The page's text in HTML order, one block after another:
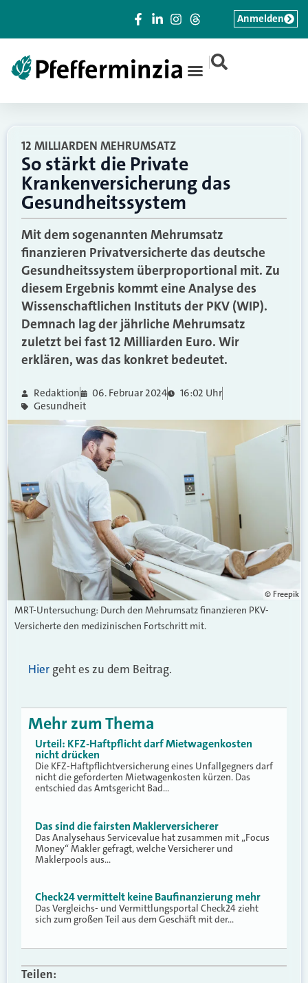
|
Anmelden
12 MILLIARDEN MEHRUMSATZ
So stärkt die Private
Krankenversicherung das
Gesundheitssystem
Mit dem sogenannten Mehrumsatz
finanzieren Privatversicherte das deutsche
Gesundheitssystem überproportional mit. Zu
diesem Ergebnis kommt eine Analyse des
Wissenschaftlichen Instituts der PKV (WIP).
Demnach lag der jährliche Mehrumsatz
zuletzt bei fast 12 Milliarden Euro. Wir
erklären, was das konkret bedeutet.
Redaktion 06. Februar 2024
16:02 Uhr
Gesundheit
© Freepik
MRT-Untersuchung: Durch den Mehrumsatz finanzieren PKV-
Versicherte den medizinischen Fortschritt mit.
Hier geht es zu dem Beitrag.
Mehr zum Thema
Urteil: KFZ-Haftpflicht darf Mietwagenkosten
nicht drücken
Die KFZ-Haftpflichtversicherung eines Unfallgegners darf
nicht die geforderten Mietwagenkosten kürzen. Das
entschied das Amtsgericht Bad…
Das sind die fairsten Maklerversicherer
Das Analysehaus Servicevalue hat zusammen mit „Focus
Money“ Makler gefragt, welche Versicherer und
Maklerpools aus…
Check24 vermittelt keine Baufinanzierung mehr
Das Vergleichs- und Vermittlungsportal Check24 zieht
sich zum großen Teil aus dem Geschäft mit der…
Teilen: